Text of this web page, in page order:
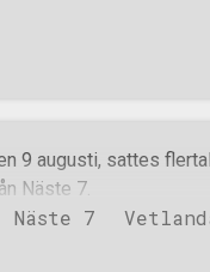
9 augusti, sattes
Näste 7.
Näste 7